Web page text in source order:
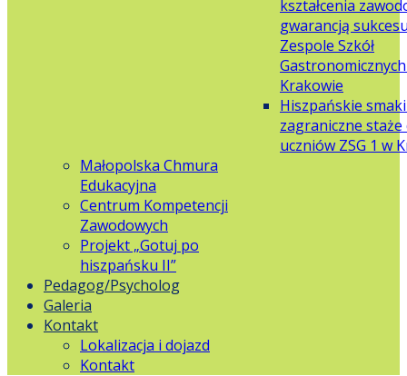
kształcenia
gwarancją
Zespole Szkół
Krakowie
Hiszpańskie
zagraniczne staże
uczniów ZSG 1 w
Małopolska Chmura
Edukacyjna
Centrum Kompetencji
Zawodowych
Projekt „Gotuj po
hiszpańsku II”
Pedagog/Psycholog
Galeria
Kontakt
Lokalizacja i dojazd
Kontakt